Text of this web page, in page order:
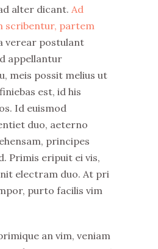
alter dicant. Ad
scribentur, partem
verear postulant
appellantur
meis possit melius ut
est, id his
Id euismod
duo, aeterno
principes
Primis eripuit ei vis,
electram duo. At pri
purto facilis vim
an vim, veniam